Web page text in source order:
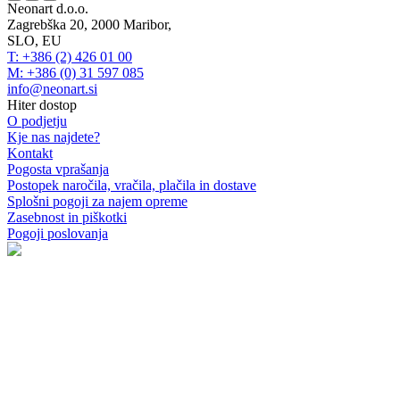
Neonart d.o.o.
Zagrebška 20, 2000 Maribor,
SLO, EU
T: +386 (2) 426 01 00
M: +386 (0) 31 597 085
info@neonart.si
Hiter dostop
O podjetju
Kje nas najdete?
Kontakt
Pogosta vprašanja
Postopek naročila, vračila, plačila in dostave
Splošni pogoji za najem opreme
Zasebnost in piškotki
Pogoji poslovanja